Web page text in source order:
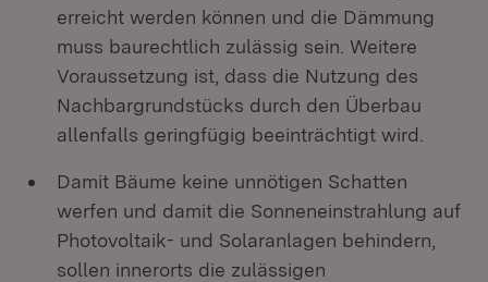
erreicht werden können und die Dämmung
muss baurechtlich zulässig sein. Weitere
Voraussetzung ist, dass die Nutzung des
Nachbargrundstücks durch den Überbau
allenfalls geringfügig beeinträchtigt wird.
Damit Bäume keine unnötigen Schatten
werfen und damit die Sonneneinstrahlung auf
Photovoltaik- und Solaranlagen behindern,
sollen innerorts die zulässigen